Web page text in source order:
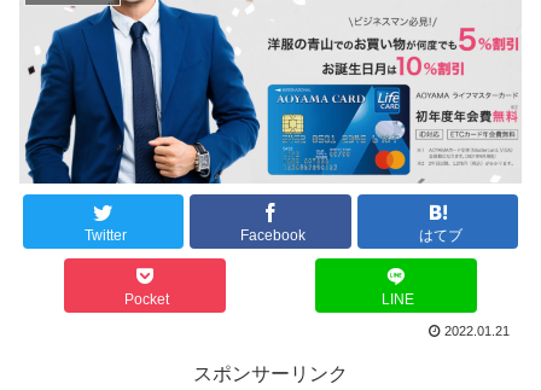
Twitter Facebook はてブ
Pocket LINE
2022.01.21
スポンサーリンク